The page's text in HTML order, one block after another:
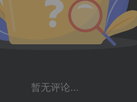
暂无评论...